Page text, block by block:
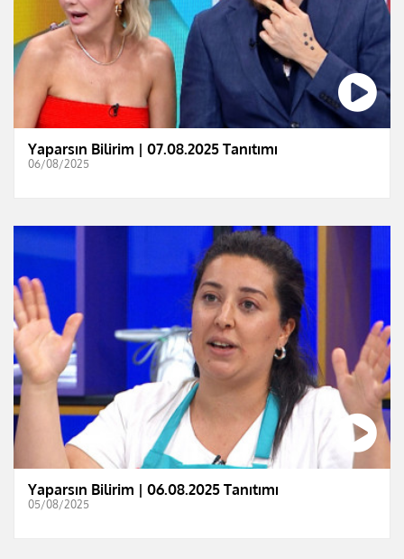
Yaparsın Bilirim | 07.08.2025 Tanıtımı
06/08/2025
Yaparsın Bilirim | 06.08.2025 Tanıtımı
05/08/2025